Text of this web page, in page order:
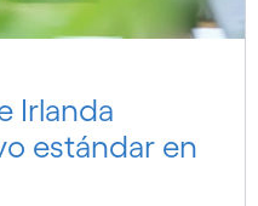
Irlanda
estándar en